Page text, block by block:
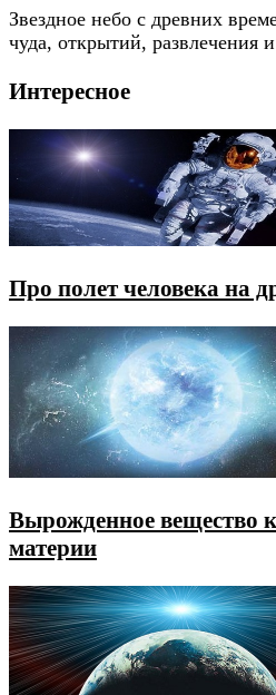
Звездное небо с древних
чуда, открытий, развлечения
Интересное
Про полет человека на
Вырожденное вещество
материи